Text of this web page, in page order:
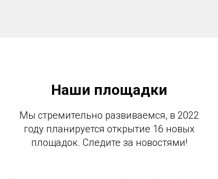
Наши площадки
Мы стремительно развиваемся, в 2022
году планируется открытие 16 новых
площадок. Следите за новостями!